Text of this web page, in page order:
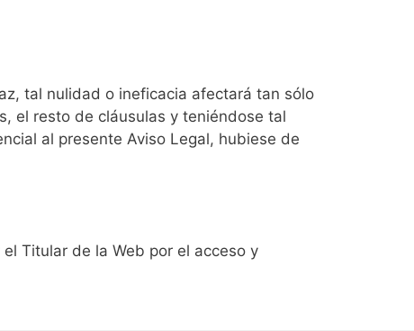
tal nulidad o ineficacia afectará tan sólo
el resto de cláusulas y teniéndose tal
al presente Aviso Legal, hubiese de
Titular de la Web por el acceso y